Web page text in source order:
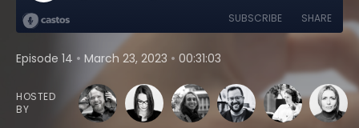
SUBSCRIBE SHARE
Episode 14 • March 23, 2023 • 00:31:03
HOSTED
BY